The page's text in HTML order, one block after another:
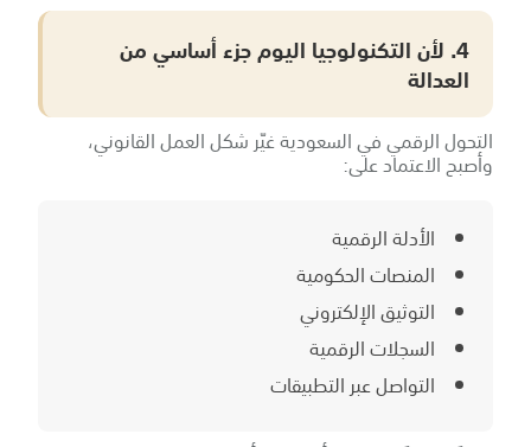
4. لأن التكنولوجيا اليوم جزء أساسي من
العدالة
التحول الرقمي في السعودية غيّر شكل العمل القانوني،
وأصبح الاعتماد على:
الأدلة الرقمية
المنصات الحكومية
التوثيق الإلكتروني
السجلات الرقمية
التواصل عبر التطبيقات